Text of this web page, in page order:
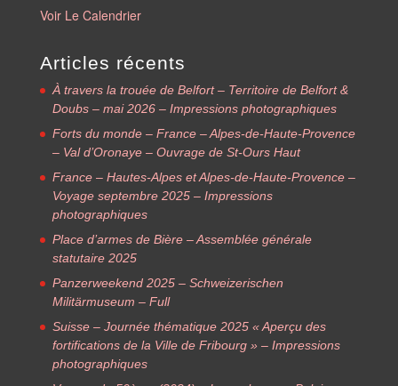
Voir Le Calendrier
Articles récents
À travers la trouée de Belfort – Territoire de Belfort &
Doubs – mai 2026 – Impressions photographiques
Forts du monde – France – Alpes-de-Haute-Provence
– Val d’Oronaye – Ouvrage de St-Ours Haut
France – Hautes-Alpes et Alpes-de-Haute-Provence –
Voyage septembre 2025 – Impressions
photographiques
Place d’armes de Bière – Assemblée générale
statutaire 2025
Panzerweekend 2025 – Schweizerischen
Militärmuseum – Full
Suisse – Journée thématique 2025 « Aperçu des
fortifications de la Ville de Fribourg » – Impressions
photographiques